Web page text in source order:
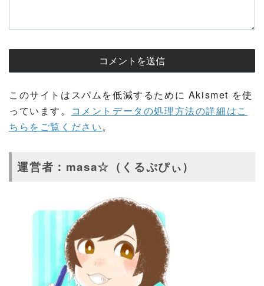
このサイトはスパムを低減するために Akismet を使
っています。
コメントデータの処理方法の詳細はこ
ちらをご覧ください。
運営者：masa☆（くるぷぴぃ）